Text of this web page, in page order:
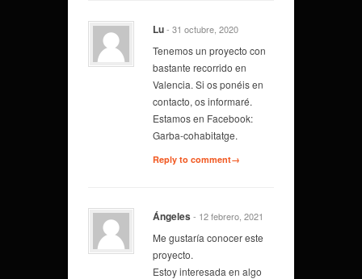
Lu- 31 octubre, 2020
Tenemos un proyecto con
bastante recorrido en
Valencia. Si os ponéis en
contacto, os informaré.
Estamos en Facebook:
Garba-cohabitatge.
Reply to comment→
Ángeles - 12 febrero, 2021
Me gustaría conocer este
proyecto.
Estoy interesada en algo